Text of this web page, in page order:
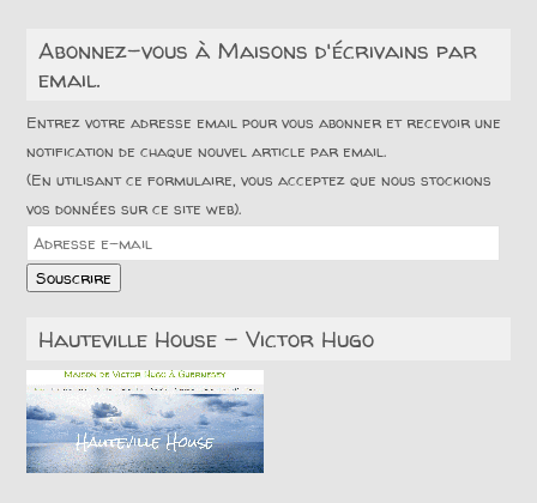
Abonnez-vous à Maisons d'écrivains par
email.
Entrez votre adresse email pour vous abonner et recevoir une
notification de chaque nouvel article par email.
(En utilisant ce formulaire, vous acceptez que nous stockions
vos données sur ce site web).
Adresse
e-
mail
Souscrire
Hauteville House – Victor Hugo